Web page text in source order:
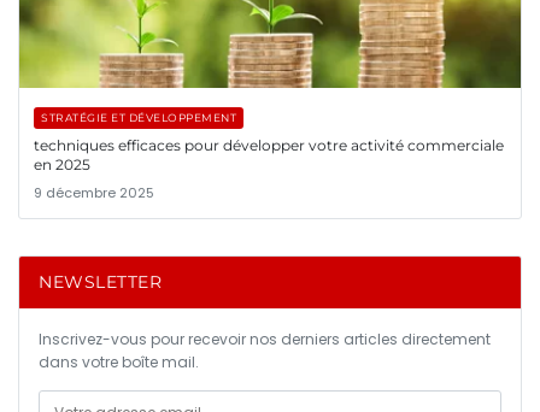
STRATÉGIE ET DÉVELOPPEMENT
techniques efficaces pour développer votre activité commerciale
en 2025
9 décembre 2025
NEWSLETTER
Inscrivez-vous pour recevoir nos derniers articles directement
dans votre boîte mail.